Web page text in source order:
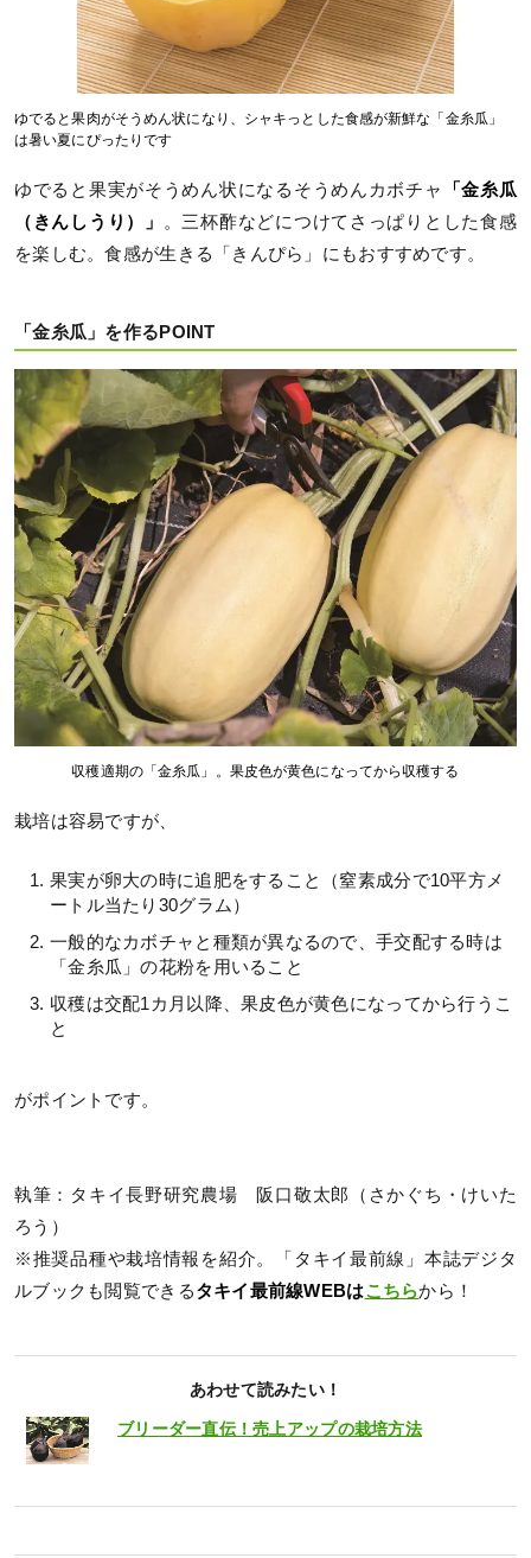
ゆでると果肉がそうめん状になり、シャキっとした食感が新鮮な「金糸瓜」
は暑い夏にぴったりです
ゆでると果実がそうめん状になるそうめんカボチャ
「金糸瓜
（きんしうり）」
。三杯酢などにつけてさっぱりとした食感
を楽しむ。食感が生きる「きんぴら」にもおすすめです。
「金糸瓜」を作るPOINT
収穫適期の「金糸瓜」。果皮色が黄色になってから収穫する
栽培は容易ですが、
果実が卵大の時に追肥をすること（窒素成分で10平方メ
ートル当たり30グラム）
一般的なカボチャと種類が異なるので、手交配する時は
「金糸瓜」の花粉を用いること
収穫は交配1カ月以降、果皮色が黄色になってから行うこ
と
がポイントです。
執筆：タキイ長野研究農場 阪口敬太郎（さかぐち・けいた
ろう）
※推奨品種や栽培情報を紹介。「タキイ最前線」本誌デジタ
ルブックも閲覧できるタキイ最前線WEBはこちらから！
あわせて読みたい！
ブリーダー直伝！売上アップの栽培方法